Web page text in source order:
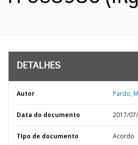
DETALHES
Autor Pardo,
Data do documento 2017/
TIpo de documento Acordo